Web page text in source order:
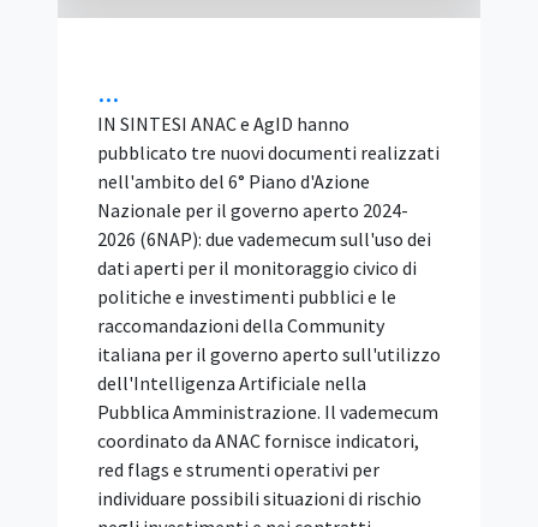
Unicità dell’Offerta: le
Offerte Alternative Sono
Vietate
IN SINTESI Il Tar Lazio, Roma, Sez. II bis,
con la sentenza 4 agosto 2026, n. 14084,
ribadisce che il principio di unicità
dell'offerta vieta a ogni concorrente di
presentare più di una proposta in gara. La
regola serve a garantire la comparazione
tra i partecipanti in condizioni di parità.
Nel caso deciso, un'impresa aveva offerto